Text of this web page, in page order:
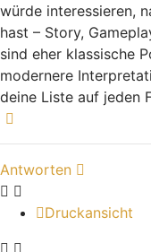
würde interessieren,
hast – Story,
sind eher klassische
modernere
deine Liste auf jeden
Antworten
Druckansicht